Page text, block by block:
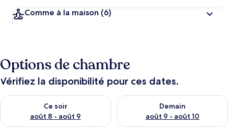
Comme à la maison (6)
Options de chambre
Vérifiez la disponibilité pour ces dates.
Ce soir
août 8 - août 9
Vérifier la disponibilité pour ce soir août 8 - août 9
Demain
août 9 - août 10
Vérifier la disponibilité pour